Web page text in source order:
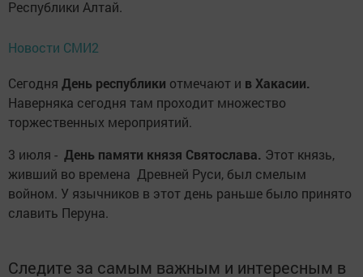
Республики Алтай.
Новости СМИ2
Сегодня День республики отмечают и в Хакасии.
Наверняка сегодня там проходит множество
торжественных мероприятий.
3 июля - День памяти князя Святослава. Этот князь,
живший во времена Древней Руси, был смелым
войном. У язычников в этот день раньше было принято
славить Перуна.
Следите за самым важным и интересным в